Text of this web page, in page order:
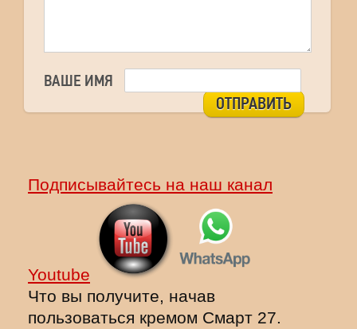
ВАШЕ ИМЯ
ОТПРАВИТЬ
Подписывайтесь на наш канал
Youtube
Что вы получите, начав
пользоваться кремом Смарт 27.